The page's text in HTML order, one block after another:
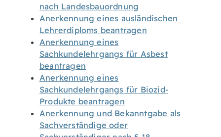
nach Landesbauordnung
Anerkennung eines ausländischen
Lehrerdiploms beantragen
Anerkennung eines
Sachkundelehrgangs für Asbest
beantragen
Anerkennung eines
Sachkundelehrgangs für Biozid-
Produkte beantragen
Anerkennung und Bekanntgabe als
Sachverständige oder